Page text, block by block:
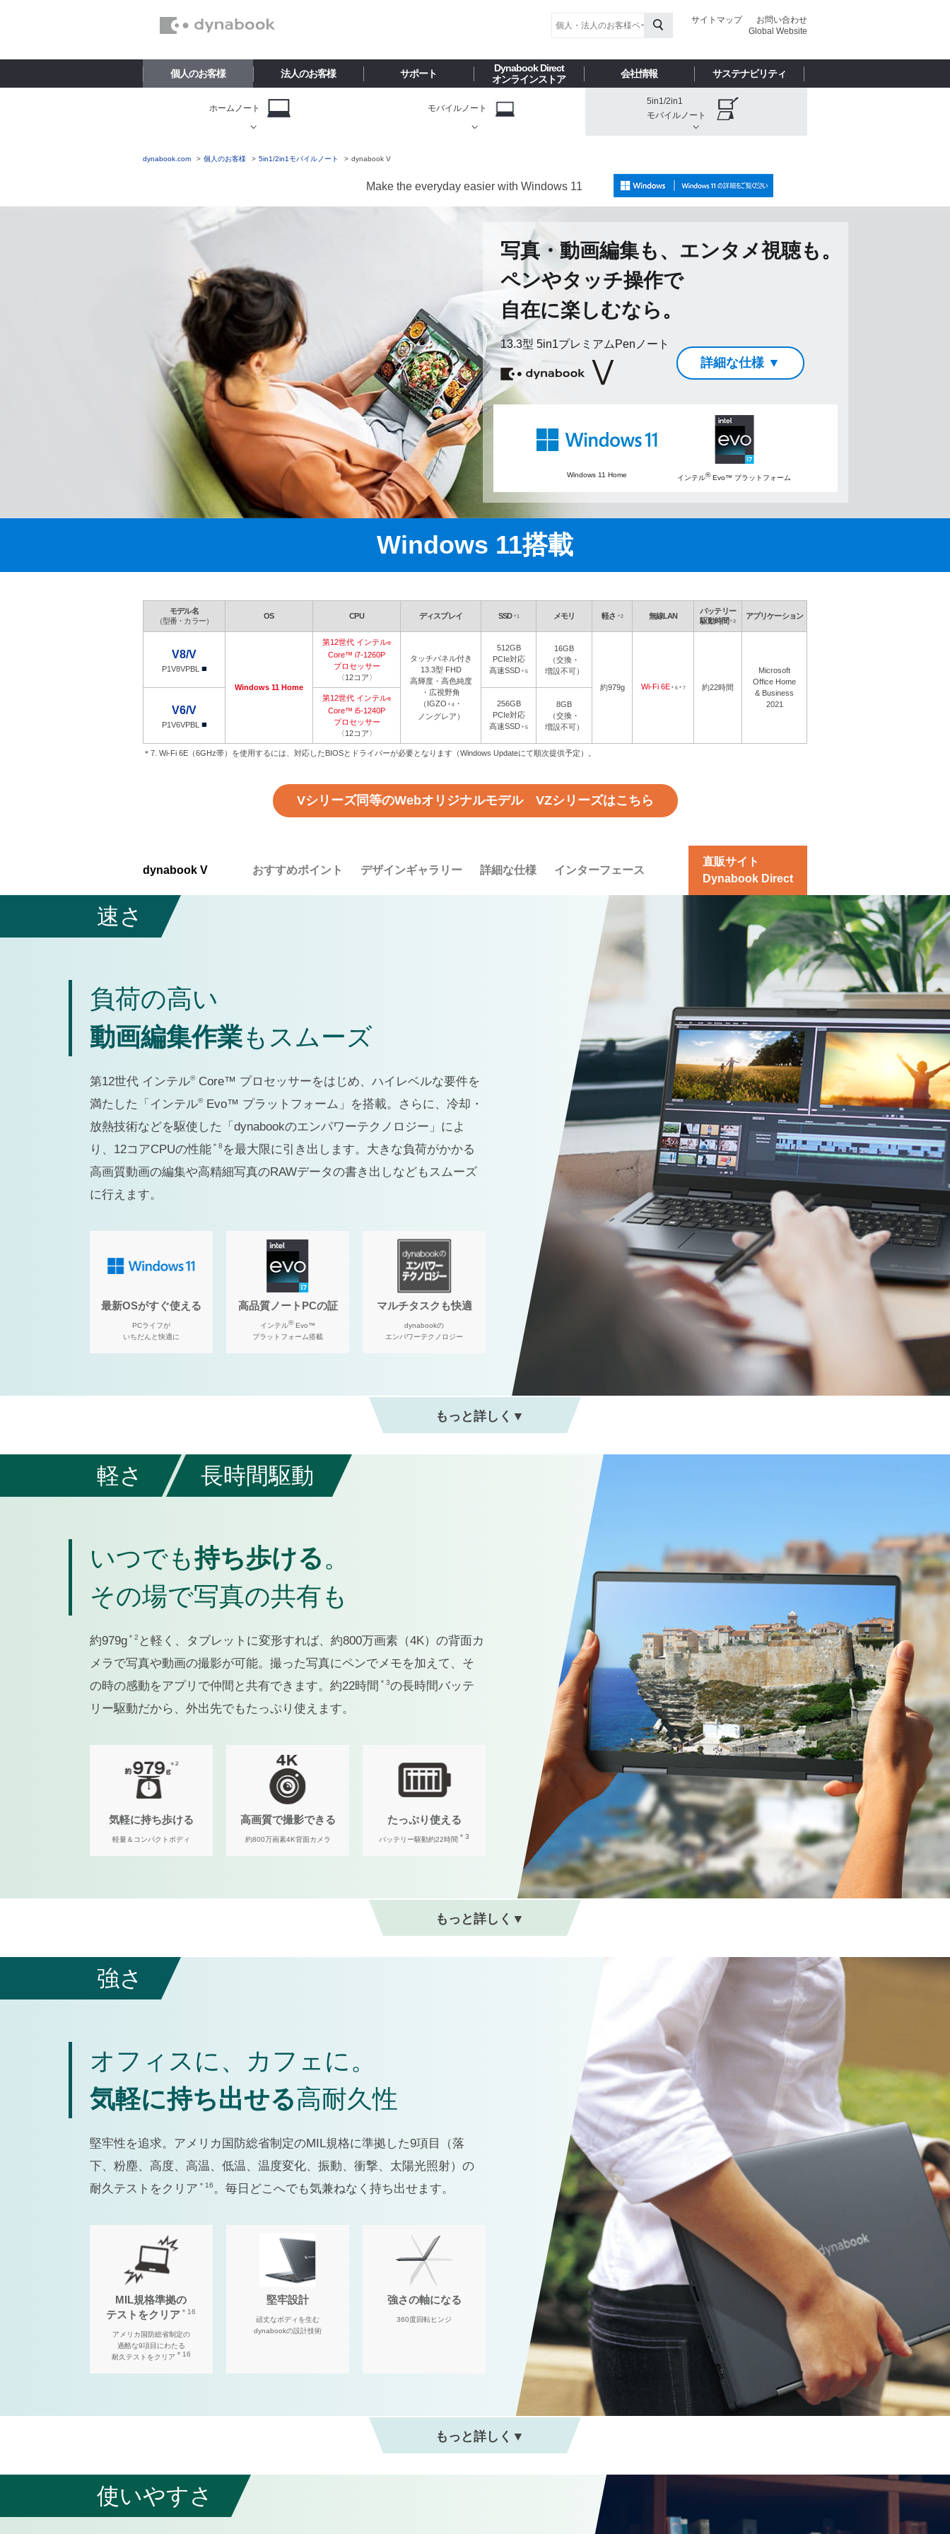
お問い合わせ
サイトマップ
Global Website
個人のお客様 法人のお客様 サポート
Dynabook Direct
オンラインストア
会社情報 サステナビリティ
ホームノート モバイルノート
5in1/2in1
モバイルノート
dynabook.com 個人のお客様 5in1/2in1モバイルノート dynabook V
Make the everyday easier with Windows 11
写真・動画編集も、エンタメ視聴も 。
ペンやタッチ操作で
自在に楽しむなら 。
13.3型 5in1プレミアムPenノート
詳細な仕様 ▼
Windows 11 Home インテル® Evo™ プラットフォーム
Windows 11搭載
モデル名
（型番・カラー）
OS CPU ディスプレイ SSD＊1 メモリ 軽さ ＊2 無線LAN
バッテリー
駆動時間 ＊3
アプリケーション
V8/V
P1V8VPBL ■
Windows 11 Home
第12世代 インテル®
Core™ i7-1260P
プロセッサー
〈12コア〉
タッチパネル付き
13.3型 FHD
高輝度・高色純度
・広視野角
（IGZO ＊4 ・
ノングレア）
512GB
PCIe対応
高速SSD ＊5
16GB
（交換・
増設不可）
約979g
Wi-Fi 6E＊6＊7 約22時間
Microsoft
Office Home
& Business
2021
V6/V
P1V6VPBL ■
第12世代 インテル®
Core™ i5-1240P
プロセッサー
〈12コア〉
256GB
PCIe対応
高速SSD ＊5
8GB
（交換・
増設不可）
＊7. Wi-Fi 6E（6GHz帯）を使用するには、対応したBIOSとドライバーが必要となります（Windows Updateにて順次提供予定）。
Vシリーズ同等のWebオリジナルモデル VZシリーズはこちら
dynabook V おすすめポイント デザインギャラリー 詳細な仕様 インターフェース
直販サイト
Dynabook Direct
速さ
負荷の高い
動画編集作業もスムーズ
第12世代 インテル®Core™ プロセッサーをはじめ、ハイレベルな要件を
満たした「インテル®Evo™ プラットフォーム」を搭載。さらに、冷却・
放熱技術などを駆使した「dynabookのエンパワーテクノロジー」によ
り、12コアCPUの性能 ＊8 を最大限に引き出します。大きな負荷がかかる
高画質動画の編集や高精細写真のRAWデータの書き出しなどもスムーズ
に行えます。
最新OSがすぐ使える
PCライフが
いちだんと快適に
高品質ノートPCの証
インテル®Evo™
プラットフォーム搭載
マルチタスクも快適
dynabookの
エンパワーテクノロジー
軽さ長時間駆動
いつでも持ち歩ける。
その場で写真の共有も
約979g ＊2 と軽く、タブレットに変形すれば、約800万画素（4K）の背面カ
メラで写真や動画の撮影が可能。撮った写真にペンでメモを加えて、そ
の時の感動をアプリで仲間と共有できます。約22時間 ＊3の長時間バッテ
リー駆動だから、外出先でもたっぷり使えます。
気軽に持ち歩ける
軽量＆コンパクトボディ
高画質で撮影できる
約800万画素4K背面カメラ
たっぷり使える
バッテリー駆動約22時間 ＊3
強さ
オフィスに、カフェに。
気軽に持ち出せる高耐久性
堅牢性を追求。アメリカ国防総省制定のMIL規格に準拠した9項目（落
下、粉塵、高度、高温、低温、温度変化、振動、衝撃、太陽光照射）の
耐久テストをクリア ＊16。毎日どこへでも気兼ねなく持ち出せます。
MIL規格準拠の
テストをクリア ＊16
アメリカ国防総省制定の
過酷な9項目にわたる
耐久テストをクリア ＊16
堅牢設計
頑丈なボディを生む
dynabookの設計技術
強さの軸になる
360度回転ヒンジ
使いやすさ